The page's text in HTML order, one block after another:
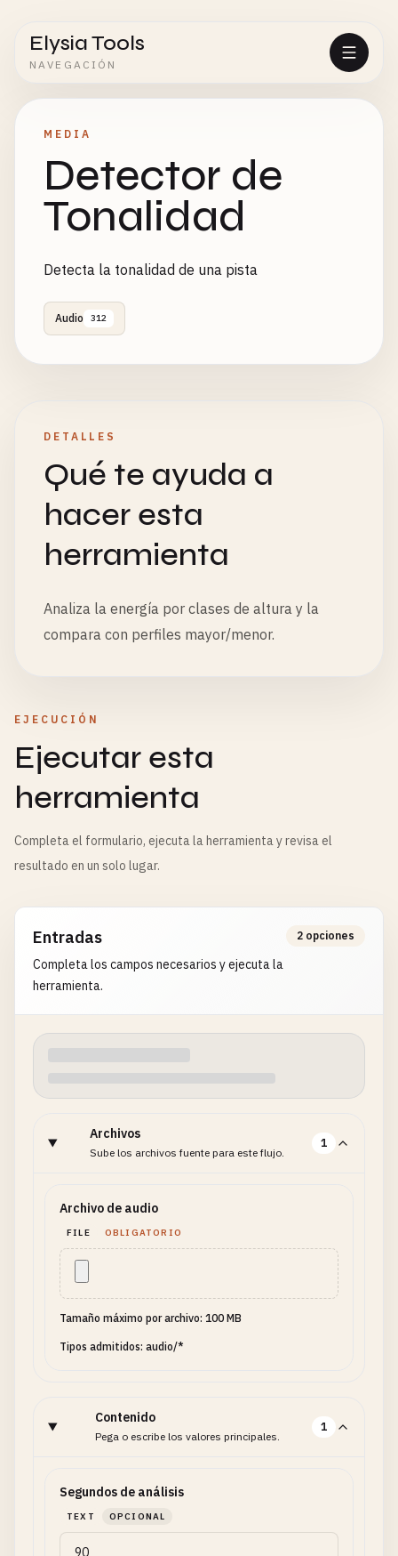
Elysia Tools
NAVEGACIÓN
MEDIA
Detector de
Tonalidad
Detecta la tonalidad de una pista
Audio 312
DETALLES
Qué te ayuda a
hacer esta
herramienta
Analiza la energía por clases de altura y la
compara con perfiles mayor/menor.
EJECUCIÓN
Ejecutar esta
herramienta
Completa el formulario, ejecuta la herramienta y revisa el
resultado en un solo lugar.
Entradas
Completa los campos necesarios y ejecuta la
herramienta.
2 opciones
Archivos
Sube los archivos fuente para este flujo.
1
Archivo de audio
FILE OBLIGATORIO
Tamaño máximo por archivo: 100 MB
Tipos admitidos: audio/*
Contenido
Pega o escribe los valores principales.
1
Segundos de análisis
TEXT OPCIONAL